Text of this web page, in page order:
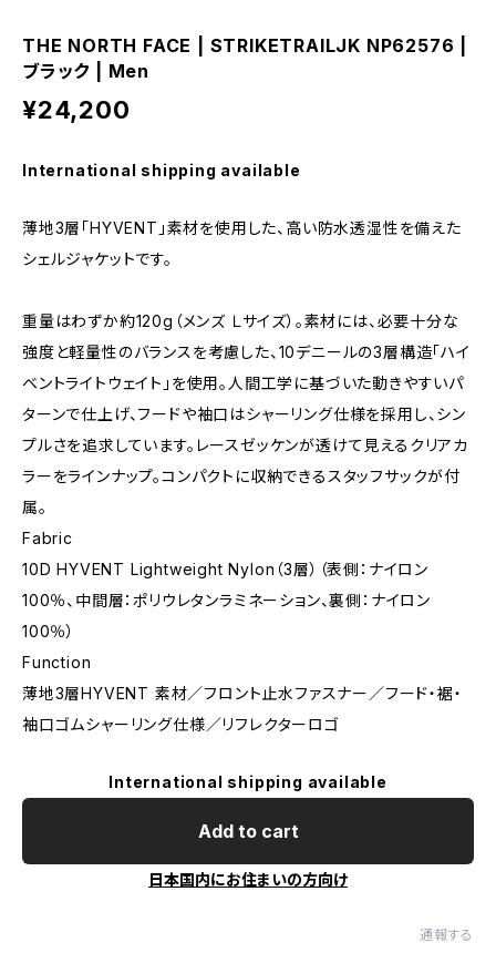
THE NORTH FACE | STRIKETRAILJK NP62576 |
ブラック | Men
¥24,200
International shipping available
薄地3層「HYVENT」素材を使用した、高い防水透湿性を備えた
シェルジャケットです。
重量はわずか約120g（メンズ Ｌサイズ）。素材には、必要十分な
強度と軽量性のバランスを考慮した、10デニールの3層構造「ハイ
ベントライトウェイト」を使用。人間工学に基づいた動きやすいパ
ターンで仕上げ、フードや袖口はシャーリング仕様を採用し、シン
プルさを追求しています。レースゼッケンが透けて見えるクリアカ
ラーをラインナップ。コンパクトに収納できるスタッフサックが付
属。
Fabric
10D HYVENT Lightweight Nylon（3層）（表側：ナイロン
100％、中間層：ポリウレタンラミネーション、裏側：ナイロン
100％）
Function
薄地3層HYVENT 素材／フロント止水ファスナー／フード・裾・
袖口ゴムシャーリング仕様／リフレクターロゴ
International shipping available
Add to cart
日本国内にお住まいの方向け
通報する